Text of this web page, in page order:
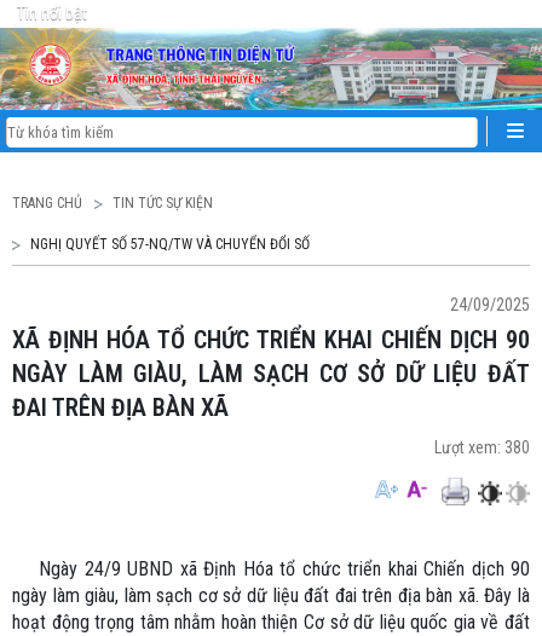
Tin nổi bật
TRANG CHỦ TIN TỨC SỰ KIỆN
NGHỊ QUYẾT SỐ 57-NQ/TW VÀ CHUYỂN ĐỔI SỐ
24/09/2025
XÃ ĐỊNH HÓA TỔ CHỨC TRIỂN KHAI CHIẾN DỊCH 90
NGÀY LÀM GIÀU, LÀM SẠCH CƠ SỞ DỮ LIỆU ĐẤT
ĐAI TRÊN ĐỊA BÀN XÃ
Lượt xem: 380
Ngày 24/9 UBND xã Định Hóa tổ chức triển khai Chiến dịch 90
ngày làm giàu, làm sạch cơ sở dữ liệu đất đai trên địa bàn xã. Đây là
hoạt động trọng tâm nhằm hoàn thiện Cơ sở dữ liệu quốc gia về đất